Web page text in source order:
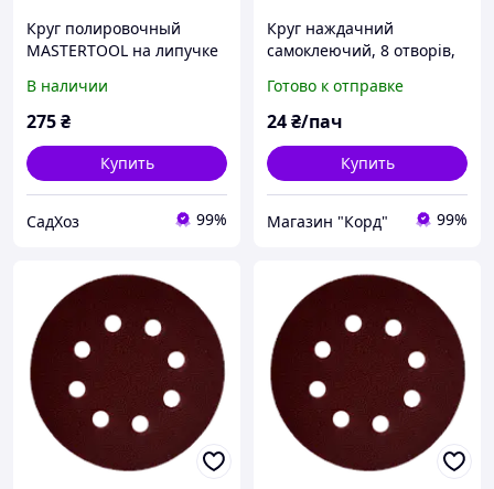
Круг полировочный
MASTERTOOL на липучке
мягкий влагостойкий 6
мм Ø 100 мм набор 5 шт
В наличии
275₴
Купить
СадХоз 99%
Круг наждачний
самоклеючий, 8 отворів,
Готово к отправке
24₴/пач
Купить
Магазин "Корд" 99%